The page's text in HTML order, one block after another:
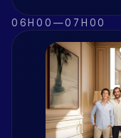
06H00 —07H00